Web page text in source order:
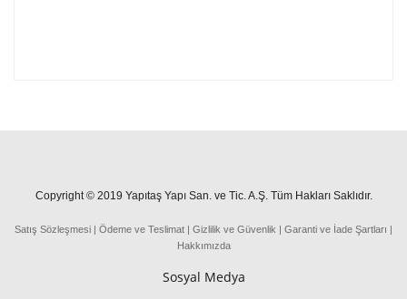
Copyright © 2019 Yapıtaş Yapı San. ve Tic. A.Ş. Tüm Hakları Saklıdır.
Satış Sözleşmesi | Ödeme ve Teslimat | Gizlilik ve Güvenlik | Garanti ve İade Şartları |
Hakkımızda
Sosyal Medya